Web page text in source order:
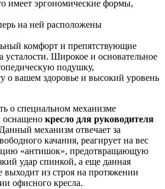
имеет эргономические формы,
на ней расположены
комфорт и препятствующие
усталости. Широкое и основательное
подушку,
о вашем здоровье и высокий уровень
о специальном механизме
оснащено кресло для руководителя
Данный механизм отвечает за
качания, реагирует на вес
«антишок», предотвращающую
удар спинкой, а еще данная
выходит из строя на протяжении
офисного кресла.